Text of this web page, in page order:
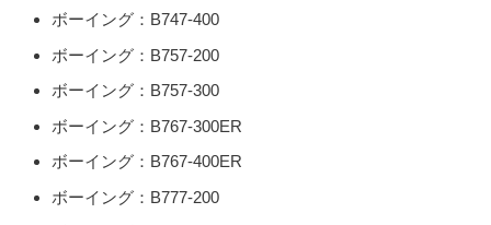
ボーイング：B747-400
ボーイング：B757-200
ボーイング：B757-300
ボーイング：B767-300ER
ボーイング：B767-400ER
ボーイング：B777-200